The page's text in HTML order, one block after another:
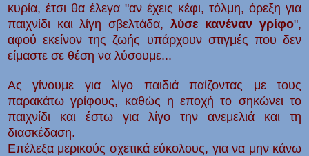
κυρία, έτσι θα έλεγα "αν έχεις κέφι, τόλμη, όρεξη για
παιχνίδι και λίγη σβελτάδα, λύσε κανέναν γρίφο",
αφού εκείνον της ζωής υπάρχουν στιγμές που δεν
είμαστε σε θέση να λύσουμε...
Ας γίνουμε για λίγο παιδιά παίζοντας με τους
παρακάτω γρίφους, καθώς η εποχή το σηκώνει το
παιχνίδι και έστω για λίγο την ανεμελιά και τη
διασκέδαση.
Επέλεξα μερικούς σχετικά εύκολους, για να μην κάνω